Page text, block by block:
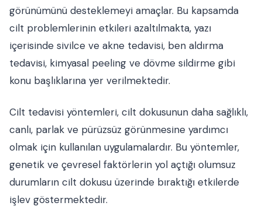
görünümünü desteklemeyi amaçlar. Bu kapsamda
cilt problemlerinin etkileri azaltılmakta, yazı
içerisinde sivilce ve akne tedavisi, ben aldırma
tedavisi, kimyasal peeling ve dövme sildirme gibi
konu başlıklarına yer verilmektedir.
Cilt tedavisi yöntemleri, cilt dokusunun daha sağlıklı,
canlı, parlak ve pürüzsüz görünmesine yardımcı
olmak için kullanılan uygulamalardır. Bu yöntemler,
genetik ve çevresel faktörlerin yol açtığı olumsuz
durumların cilt dokusu üzerinde bıraktığı etkilerde
işlev göstermektedir.